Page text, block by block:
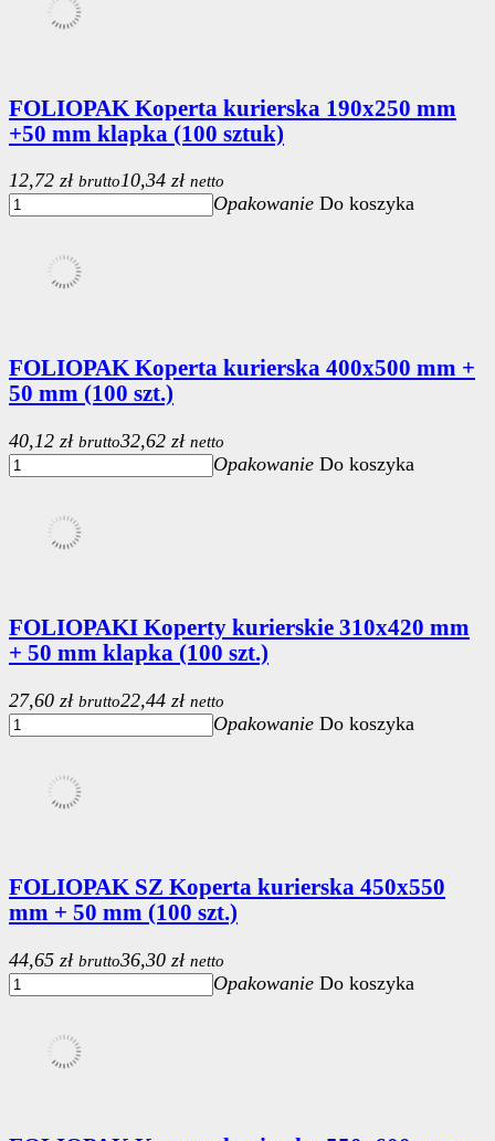
FOLIOPAK Koperta kurierska 190x250 mm
+50 mm klapka (100 sztuk)
12,72 zł brutto10,34 zł netto
Opakowanie Do koszyka
FOLIOPAK Koperta kurierska 400x500 mm +
50 mm (100 szt.)
40,12 zł brutto32,62 zł netto
Opakowanie Do koszyka
FOLIOPAKI Koperty kurierskie 310x420 mm
+ 50 mm klapka (100 szt.)
27,60 zł brutto22,44 zł netto
Opakowanie Do koszyka
FOLIOPAK SZ Koperta kurierska 450x550
mm + 50 mm (100 szt.)
44,65 zł brutto36,30 zł netto
Opakowanie Do koszyka